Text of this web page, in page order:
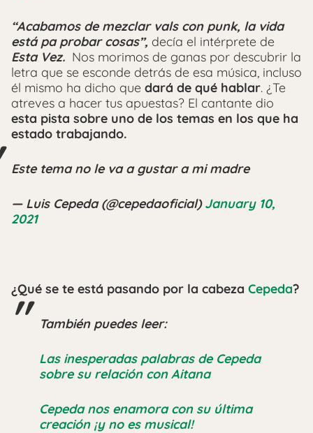
“Acabamos de mezclar vals con punk, la vida
está pa probar cosas”, decía el intérprete de
Esta Vez. Nos morimos de ganas por descubrir la
letra que se esconde detrás de esa música, incluso
él mismo ha dicho que dará de qué hablar. ¿Te
atreves a hacer tus apuestas? El cantante dio
esta pista sobre uno de los temas en los que ha
estado trabajando.
Este tema no le va a gustar a mi madre
— Luis Cepeda (@cepedaoficial)January 10,
2021
¿Qué se te está pasando por la cabeza Cepeda?
También puedes leer:
Las inesperadas palabras de Cepeda
sobre su relación con Aitana
Cepeda nos enamora con su última
creación ¡y no es musical!